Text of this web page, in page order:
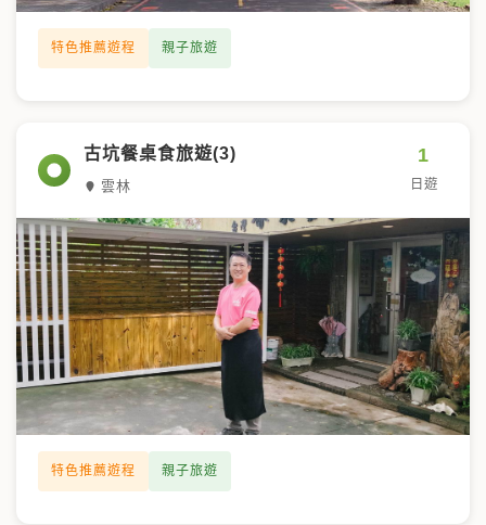
特色推薦遊程 親子旅遊
古坑餐桌食旅遊(3)
雲林
1
日遊
特色推薦遊程 親子旅遊